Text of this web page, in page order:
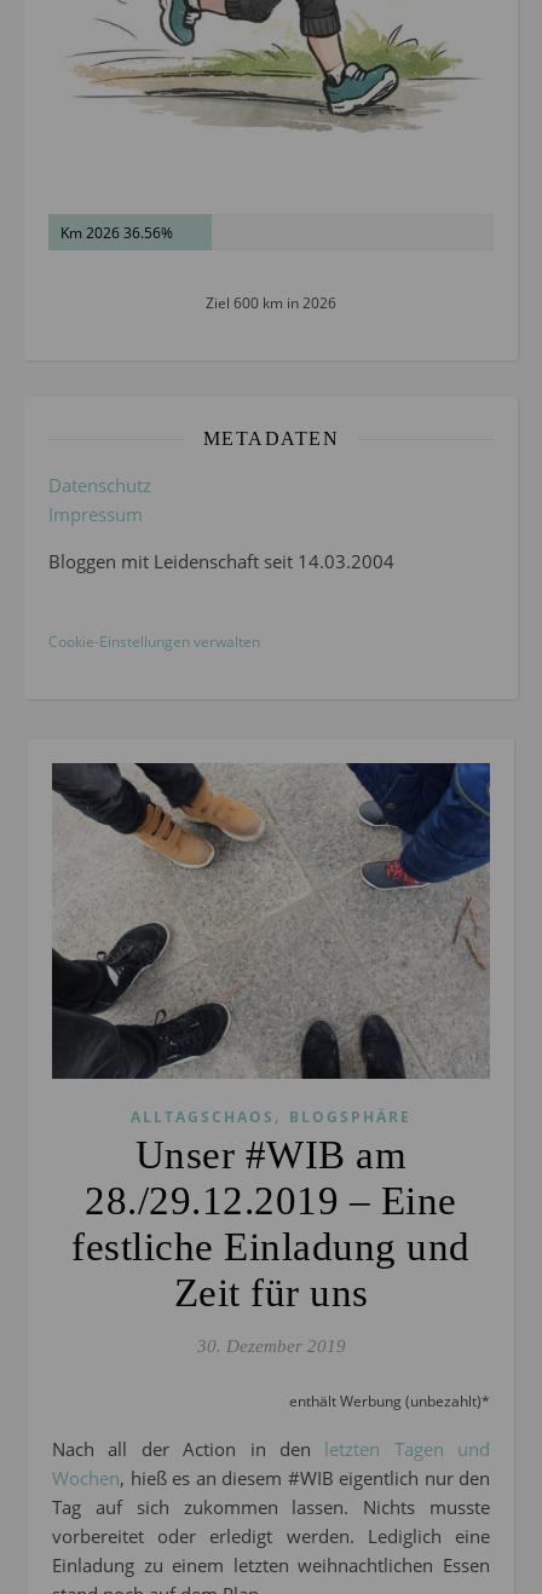
Km 2026 36.56%
Ziel 600 km in 2026
METADATEN
Datenschutz
Impressum
Bloggen mit Leidenschaft seit 14.03.2004
Cookie-Einstellungen verwalten
ALLTAGSCHAOS , BLOGSPHÄRE
Unser #WIB am
28./29.12.2019 – Eine
festliche Einladung und
Zeit für uns
30. Dezember 2019
enthält Werbung (unbezahlt)*
Nach all der Action in den letzten Tagen und
Wochen, hieß es an diesem #WIB eigentlich nur den
Tag auf sich zukommen lassen. Nichts musste
vorbereitet oder erledigt werden. Lediglich eine
Einladung zu einem letzten weihnachtlichen Essen